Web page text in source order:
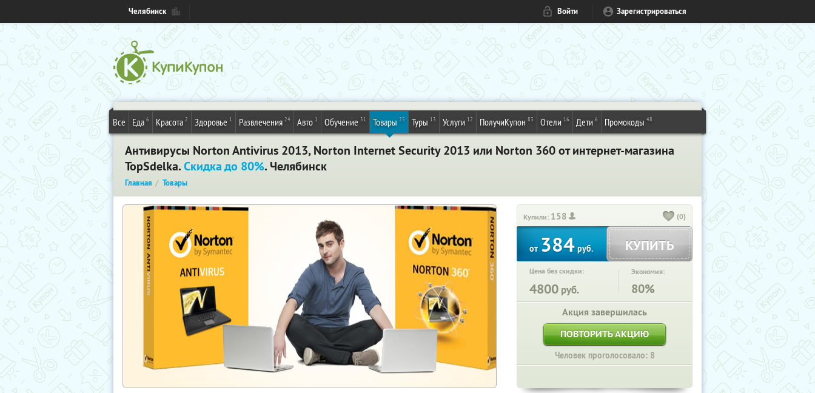
Челябинск Войти Зарегистрироваться
Все Еда 6 Красота 2 Здоровье 1 Развлечения 24 Авто 1 Обучение 31 Товары 25 Туры 13 Услуги 12 ПолучиКупон 83 Отели 16 Дети 6 Промокоды 48
Антивирусы Norton Antivirus 2013, Norton Internet Security 2013 или Norton 360 от интернет-магазина
TopSdelka.Скидка до 80%. Челябинск
Главная Товары
Купили: 158 (0)
от384руб. КУПИТЬ
Цена без скидки:
4800 руб.
Экономия:
80%
Акция завершилась
ПОВТОРИТЬ АКЦИЮ
Человек проголосовало: 8